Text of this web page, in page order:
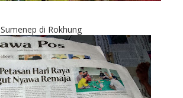
di Rokhung